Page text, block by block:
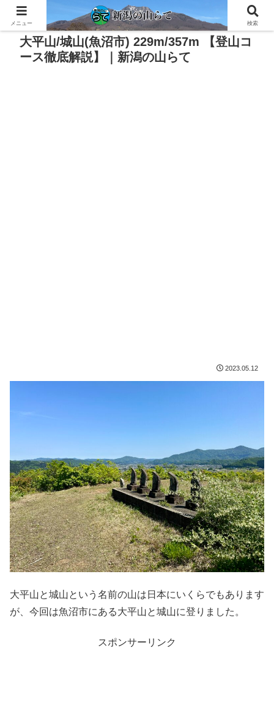
PR
大平山/城山(魚沼市) 229m/357m 【登山コ
ース徹底解説】｜新潟の山らて
2023.05.12
大平山と城山という名前の山は日本にいくらでもあります
が、今回は魚沼市にある大平山と城山に登りました。
スポンサーリンク
メニュー 検索